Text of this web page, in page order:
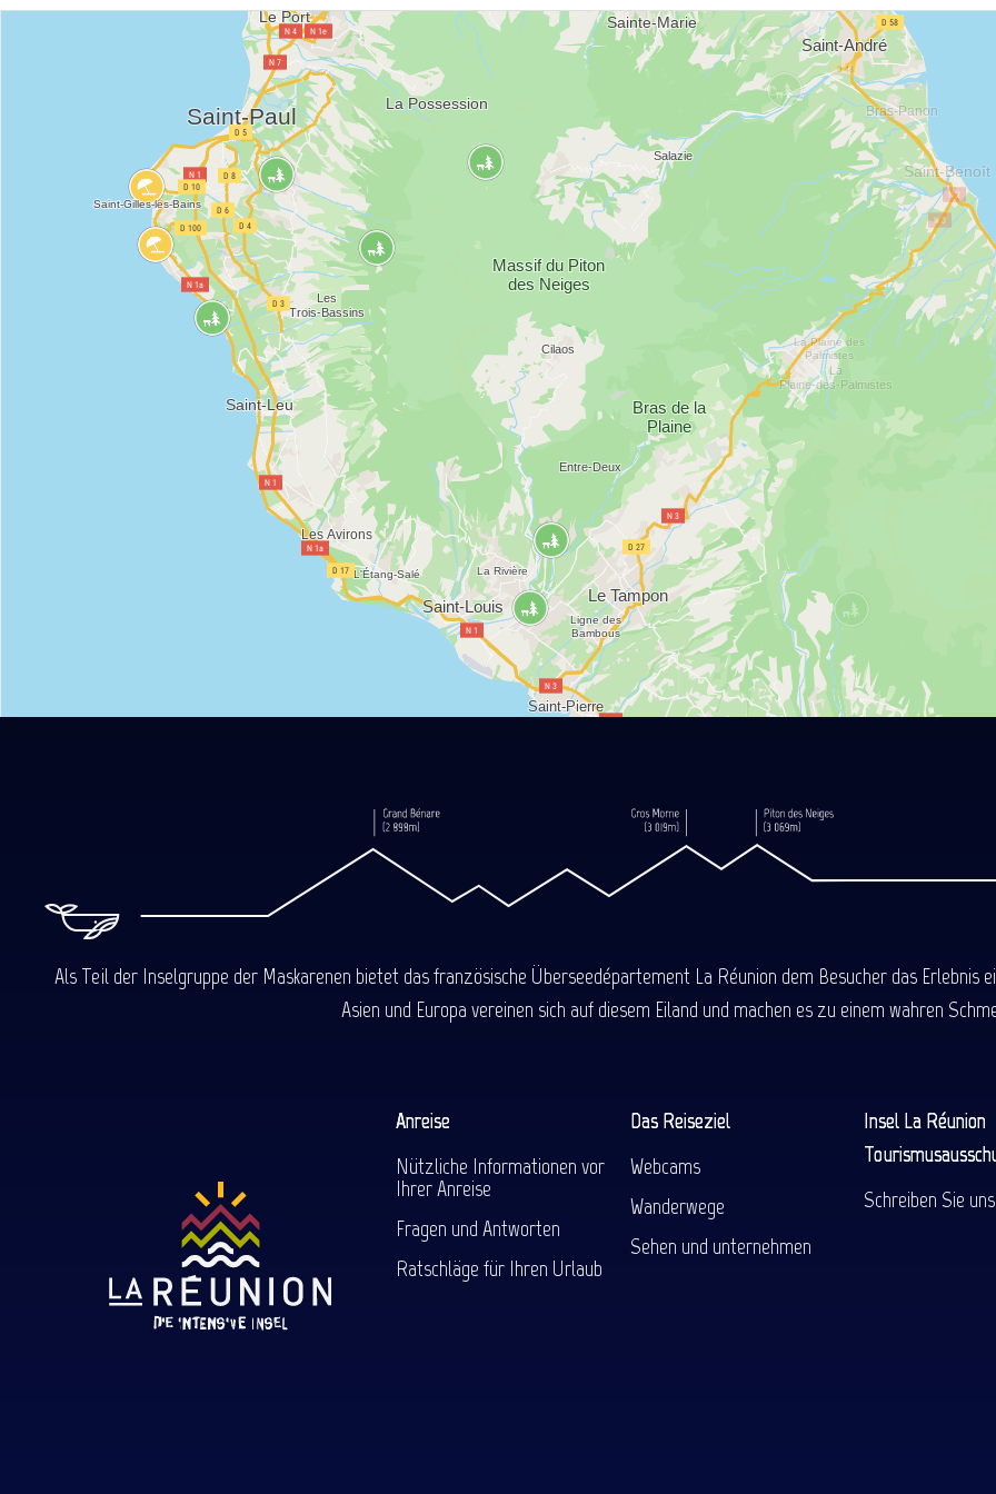
Als Teil der Inselgruppe der Maskarenen bietet das französische Überseedépartement La Réunion dem Besucher das Erlebnis
Asien und Europa vereinen sich auf diesem Eiland und machen es zu einem wahren
Anreise
Nützliche Informationen vor
Ihrer Anreise
Fragen und Antworten
Ratschläge für Ihren Urlaub
Das Reiseziel
Webcams
Wanderwege
Sehen und unternehmen
Insel La Réunion
Schreiben Sie uns